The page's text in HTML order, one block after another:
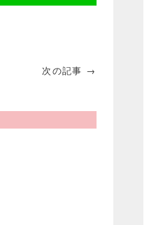
次の記事 →